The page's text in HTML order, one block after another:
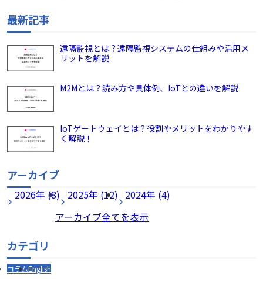
最新記事
遠隔監視とは？遠隔監視システムの仕組みや活用メ
リットを解説
M2Mとは？読み方や具体例、IoTとの違いを解説
IoTゲートウェイとは？役割やメリットをわかりやす
く解説！
アーカイブ
2026年 (8) 2025年 (12) 2024年 (4)
アーカイブ全てを表示
カテゴリ
コラムEnglish